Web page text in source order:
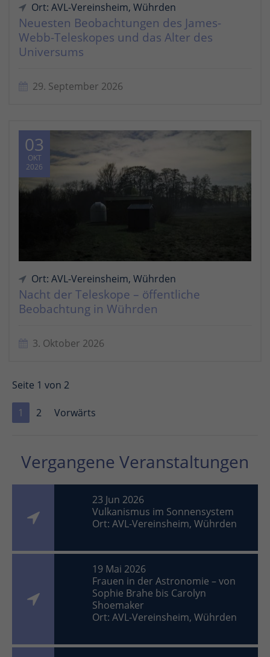
Ort: AVL-Vereinsheim, Wührden
Neuesten Beobachtungen des James-
Webb-Teleskopes und das Alter des
Universums
29. September 2026
03
OKT
2026
Ort: AVL-Vereinsheim, Wührden
Nacht der Teleskope – öffentliche
Beobachtung in Wührden
3. Oktober 2026
Seite 1 von 2
1 2 Vorwärts
Vergangene Veranstaltungen
23 Jun 2026
Vulkanismus im Sonnensystem
Ort: AVL-Vereinsheim, Wührden
19 Mai 2026
Frauen in der Astronomie – von
Sophie Brahe bis Carolyn
Shoemaker
Ort: AVL-Vereinsheim, Wührden